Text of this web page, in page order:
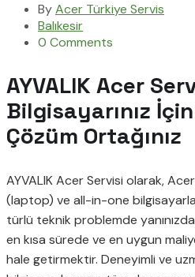
ByAcer Türkiye Servis
Balıkesir
0 Comments
AYVALIK Acer
Bilgisayarınız
Çözüm Ortağınız
AYVALIK Acer Servisi olarak,
(laptop) ve all-in-one
türlü teknik problemde
en kısa sürede ve en uygun
hale getirmektir. Deneyimli ve